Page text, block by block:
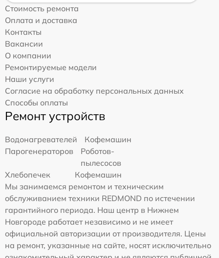
Стоимость ремонта
Оплата и доставка
Контакты
Вакансии
О компании
Ремонтируемые модели
Наши услуги
Согласие на обработку персональных данных
Способы оплаты
Ремонт устройств
Водонагревателей
Кофемашин
Парогенераторов
Роботов-
пылесосов
Хлебопечек
Кофемашин
Мы занимаемся ремонтом и техническим
обслуживанием техники REDMOND по истечении
гарантийного периода. Наш центр в Нижнем
Новгороде работает независимо и не имеет
официальной авторизации от производителя. Цены
на ремонт, указанные на сайте, носят исключительно